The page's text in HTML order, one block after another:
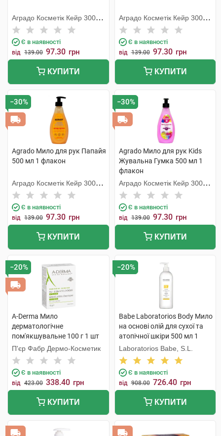
Аградо Косметік Кейр 3000
С.Л.У.
Є в наявності
від 139.00 97.30 грн
КУПИТИ
Аградо Косметік Кейр 3000
С.Л.У.
Є в наявності
від 139.00 97.30 грн
КУПИТИ
−30%
Agrado Мило для рук Папайя
500 мл 1 флакон
Аградо Косметік Кейр 3000
С.Л.У.
Є в наявності
від 139.00 97.30 грн
КУПИТИ
−30%
Agrado Мило для рук Kids
Жувальна Гумка 500 мл 1
флакон
Аградо Косметік Кейр 3000
С.Л.У.
Є в наявності
від 139.00 97.30 грн
КУПИТИ
−20%
A-Derma Мило
дерматологічне
пом'якшувальне 100 г 1 шт
П'єр Фабр Дермо-Косметик
Є в наявності
від 423.00 338.40 грн
КУПИТИ
−20%
Babe Laboratorios Body Мило
на основі олій для сухої та
атопічної шкіри 500 мл 1
флакон
Laboratorios Babe, S.L.
Є в наявності
від 908.00 726.40 грн
КУПИТИ